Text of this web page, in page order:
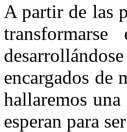
A partir de las
encargados de
hallaremos
esperan para